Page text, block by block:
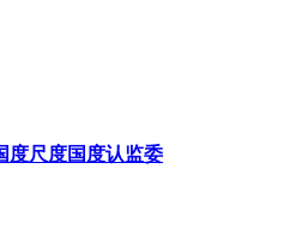
度尺度国度认监委